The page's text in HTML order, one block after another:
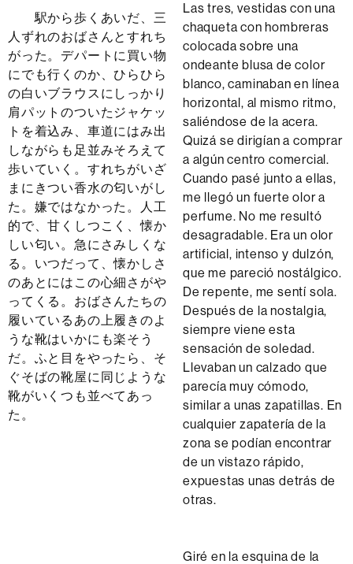
駅から歩くあいだ、三
人ずれのおばさんとすれち
がった。デパートに買い物
にでも行くのか、ひらひら
の白いブラウスにしっかり
肩パットのついたジャケッ
トを着込み、車道にはみ出
しながらも足並みそろえて
歩いていく。すれちがいざ
まにきつい香水の匂いがし
た。嫌ではなかった。人工
的で、甘くしつこく、懐か
しい匂い。急にさみしくな
る。いつだって、懐かしさ
のあとにはこの心細さがや
ってくる。おばさんたちの
履いているあの上履きのよ
うな靴はいかにも楽そう
だ。ふと目をやったら、そ
ぐそばの靴屋に同じような
靴がいくつも並べてあっ
た。
Las tres, vestidas con una
chaqueta con hombreras
colocada sobre una
ondeante blusa de color
blanco, caminaban en línea
horizontal, al mismo ritmo,
saliéndose de la acera.
Quizá se dirigían a comprar
a algún centro comercial.
Cuando pasé junto a ellas,
me llegó un fuerte olor a
perfume. No me resultó
desagradable. Era un olor
artificial, intenso y dulzón,
que me pareció nostálgico.
De repente, me sentí sola.
Después de la nostalgia,
siempre viene esta
sensación de soledad.
Llevaban un calzado que
parecía muy cómodo,
similar a unas zapatillas. En
cualquier zapatería de la
zona se podían encontrar
de un vistazo rápido,
expuestas unas detrás de
otras.
Giré en la esquina de la